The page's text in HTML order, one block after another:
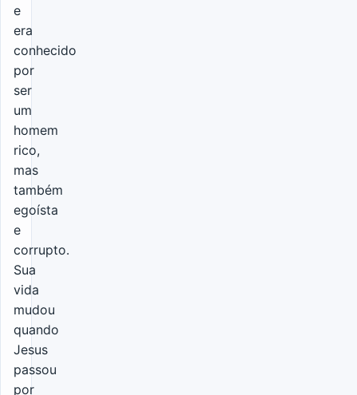
e
era
conhecido
por
ser
um
homem
rico,
mas
também
egoísta
e
corrupto.
Sua
vida
mudou
quando
Jesus
passou
por